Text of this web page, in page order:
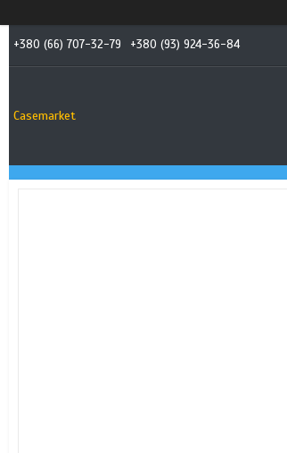
+380 (66) 707-32-79 +380 (93) 924-36-84
Casemarket